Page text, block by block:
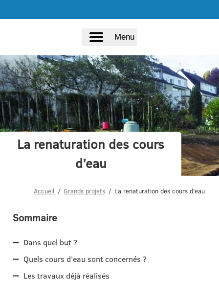
Menu
La renaturation des cours
d’eau
Accueil Grands projets La renaturation des cours d’eau
Sommaire
Dans quel but ?
Quels cours d'eau sont concernés ?
Les travaux déjà réalisés